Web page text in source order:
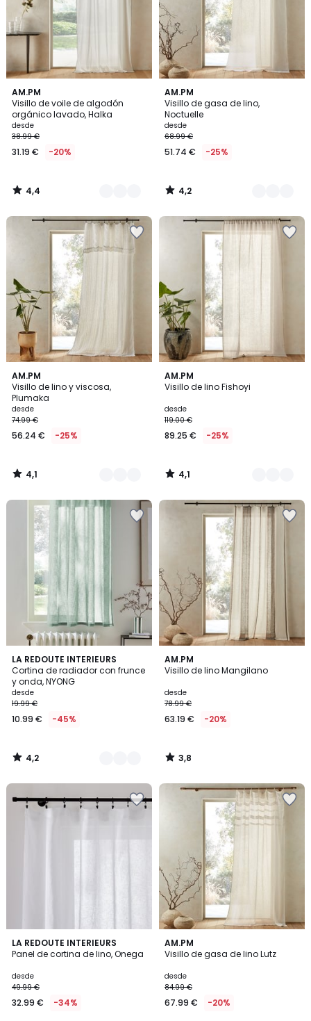
AM.PM
Visillo de voile de algodón
orgánico lavado, Halka
desde
38.99 €
31.19 € -20%
4,4
/ 5
3
Colores
4,4
/
AM.PM
Visillo de gasa de lino,
Noctuelle
desde
68.99 €
51.74 € -25%
4,2
/ 5
3
Colores
4,2
/
AM.PM
Visillo de lino y viscosa,
Plumaka
desde
74.99 €
56.24 € -25%
4,1
/ 5
2
Colores
4,1
/
AM.PM
Visillo de lino Fishoyi
desde
119.00 €
89.25 € -25%
4,1
/ 5
4
Colores
4,1
/
LA REDOUTE INTERIEURS
Cortina de radiador con frunce
y onda, NYONG
desde
19.99 €
10.99 € -45%
4,2
/ 5
5
Colores
4,2
/
AM.PM
Visillo de lino Mangilano
desde
78.99 €
63.19 € -20%
3,8
/ 5
3,8
/
LA REDOUTE INTERIEURS
Panel de cortina de lino, Onega
desde
49.99 €
32.99 € -34%
4,1
/ 5
4
Colores
AM.PM
Visillo de gasa de lino Lutz
desde
84.99 €
67.99 € -20%
4,4
/ 5